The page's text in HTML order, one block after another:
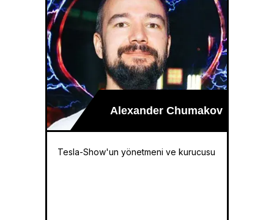
Tesla-Show'un yönetmeni ve kurucusu
Alexander Chumakov